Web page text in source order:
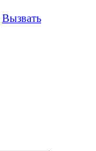
Вызвать